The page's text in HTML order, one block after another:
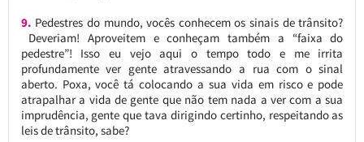
9. Pedestres do mundo, vocês conhecem os sinais de trânsito?
Deveriam! Aproveitem e conheçam também a “faixa do
pedestre”! Isso eu vejo aqui o tempo todo e me irrita
profundamente ver gente atravessando a rua com o sinal
aberto. Poxa, você tá colocando a sua vida em risco e pode
atrapalhar a vida de gente que não tem nada a ver com a sua
imprudência, gente que tava dirigindo certinho, respeitando as
leis de trânsito, sabe?